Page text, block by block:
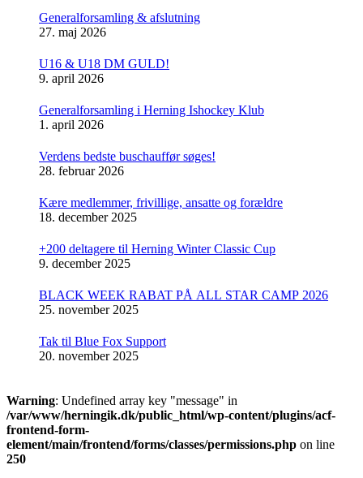
Generalforsamling & afslutning
27. maj 2026
U16 & U18 DM GULD!
9. april 2026
Generalforsamling i Herning Ishockey Klub
1. april 2026
Verdens bedste buschauffør søges!
28. februar 2026
Kære medlemmer, frivillige, ansatte og forældre
18. december 2025
+200 deltagere til Herning Winter Classic Cup
9. december 2025
BLACK WEEK RABAT PÅ ALL STAR CAMP 2026
25. november 2025
Tak til Blue Fox Support
20. november 2025
Warning: Undefined array key "message" in
/var/www/herningik.dk/public_html/wp-content/plugins/acf-
frontend-form-
element/main/frontend/forms/classes/permissions.php on line
250